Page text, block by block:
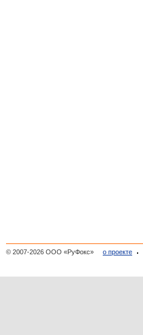
© 2007-2026 ООО «РуФокс» о проекте